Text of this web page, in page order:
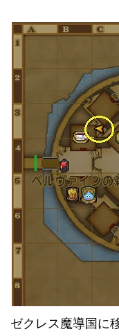
ゼクレス魔導国に